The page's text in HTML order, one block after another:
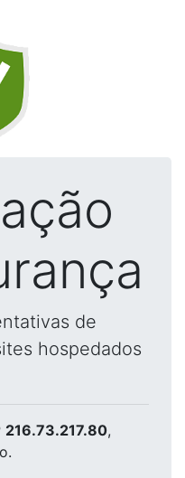
de
hospedados
216.73.217.80,